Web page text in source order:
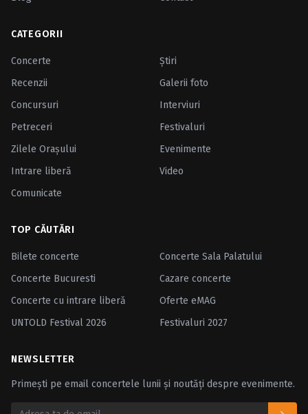
CATEGORII
Concerte
Ştiri
Recenzii
Galerii foto
Concursuri
Interviuri
Petreceri
Festivaluri
Zilele Oraşului
Evenimente
Intrare liberă
Video
Comunicate
TOP CĂUTĂRI
Bilete concerte
Concerte Sala Palatului
Concerte Bucuresti
Cazare concerte
Concerte cu intrare liberă
Oferte eMAG
UNTOLD Festival 2026
Festivaluri 2027
NEWSLETTER
Primești pe email concertele lunii și noutăți despre evenimente.